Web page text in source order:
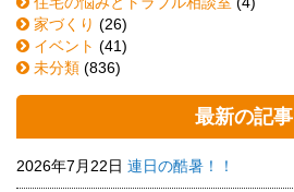
家づくり (26)
イベント (41)
未分類 (836)
最新の記事
2026年7月22日 連日の酷暑！！